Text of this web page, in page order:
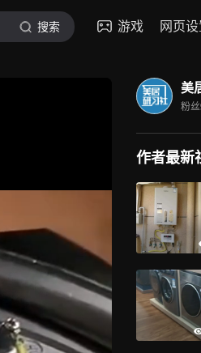
搜索 游戏 网页设
美
粉丝
作者最新